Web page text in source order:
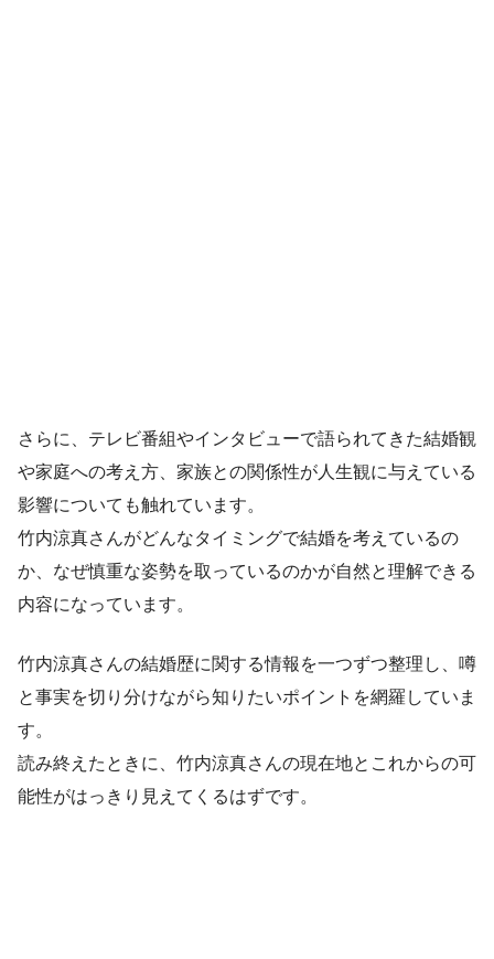
さらに、テレビ番組やインタビューで語られてきた結婚観
や家庭への考え方、家族との関係性が人生観に与えている
影響についても触れています。
竹内涼真さんがどんなタイミングで結婚を考えているの
か、なぜ慎重な姿勢を取っているのかが自然と理解できる
内容になっています。
竹内涼真さんの結婚歴に関する情報を一つずつ整理し、噂
と事実を切り分けながら知りたいポイントを網羅していま
す。
読み終えたときに、竹内涼真さんの現在地とこれからの可
能性がはっきり見えてくるはずです。